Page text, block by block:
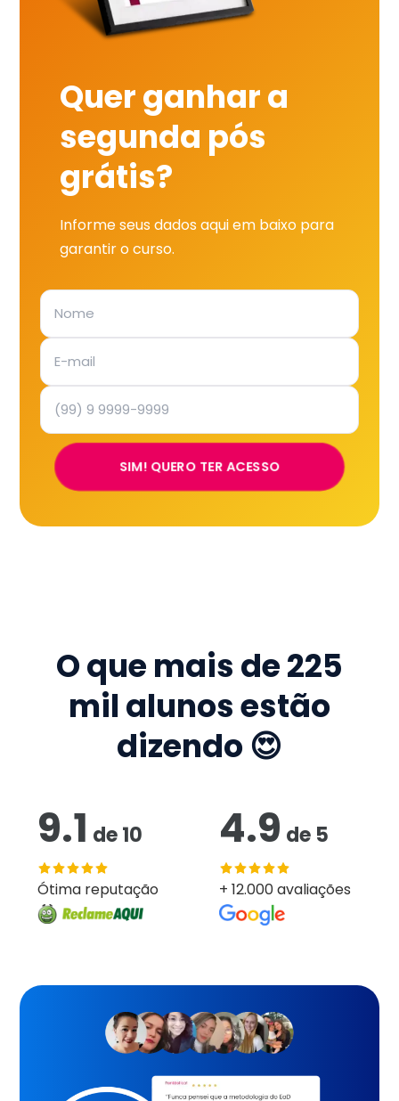
Quer ganhar a
segunda pós
grátis?
Informe seus dados aqui em baixo para
garantir o curso.
SIM! QUERO TER ACESSO
O que mais de225
mil alunos estão
dizendo 😍
9.1 de10
Ótima reputação
4.9 de 5
+ 12.000 avaliações